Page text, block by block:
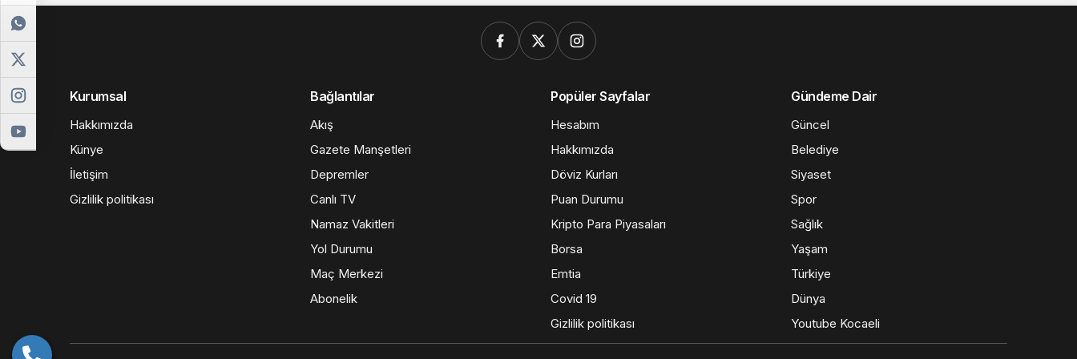
Kurumsal
Hakkımızda
Künye
İletişim
Gizlilik politikası
Bağlantılar
Akış
Gazete Manşetleri
Depremler
Canlı TV
Namaz Vakitleri
Yol Durumu
Maç Merkezi
Abonelik
Popüler Sayfalar
Hesabım
Hakkımızda
Döviz Kurları
Puan Durumu
Kripto Para Piyasaları
Borsa
Emtia
Covid 19
Gizlilik politikası
Gündeme Dair
Güncel
Belediye
Siyaset
Spor
Sağlık
Yaşam
Türkiye
Dünya
Youtube Kocaeli